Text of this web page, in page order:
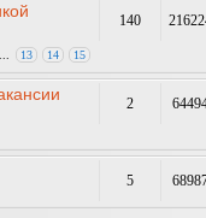
13 14 15
140
2
5